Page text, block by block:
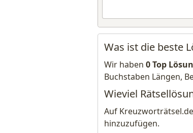
Was ist die beste
Wir haben 0 Top
Buchstaben Längen,
Wieviel
Auf
hinzuzufügen.